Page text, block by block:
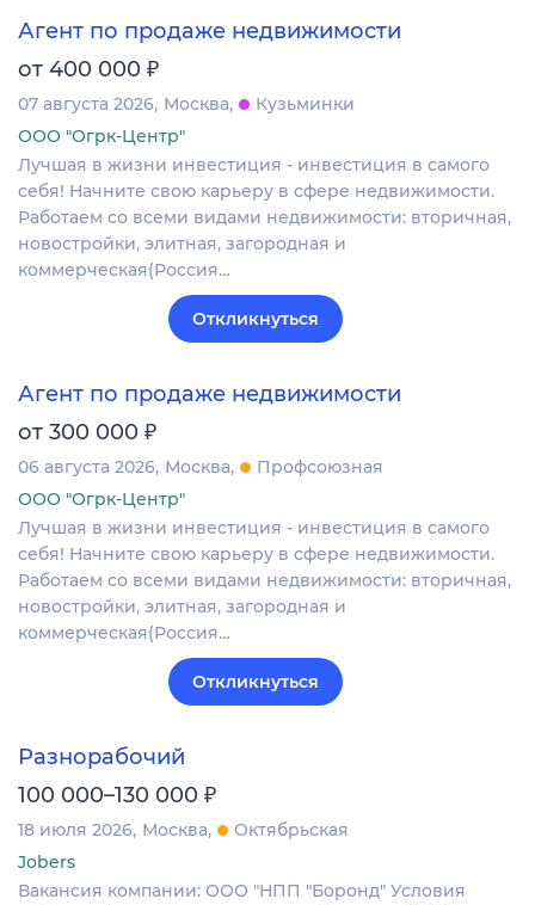
Агент по продаже недвижимости
от 400 000 ₽
07 августа 2026 Москва
Кузьминки
ООО "Огрк-Центр"
Лучшая в жизни инвестиция - инвестиция в самого
себя! Начните свою карьеру в сфере недвижимости.
Работаем со всеми видами недвижимости: вторичная,
новостройки, элитная, загородная и
коммерческая(Россия…
Откликнуться
Агент по продаже недвижимости
от 300 000 ₽
06 августа 2026 Москва
Профсоюзная
ООО "Огрк-Центр"
Лучшая в жизни инвестиция - инвестиция в самого
себя! Начните свою карьеру в сфере недвижимости.
Работаем со всеми видами недвижимости: вторичная,
новостройки, элитная, загородная и
коммерческая(Россия…
Откликнуться
Разнорабочий
100 000–130 000 ₽
18 июля 2026 Москва
Октябрьская
Jobers
Вакансия компании: ООО "НПП "Боронд" Условия